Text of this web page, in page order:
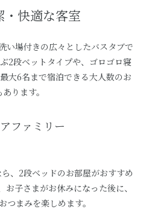
・快適な客室
い場付きの広々としたバスタブで
2段ベットタイプや、ゴロゴロ寝
大6名まで宿泊できる大人数のお
ります。
ファミリー
、2段ベッドのお部屋がおすすめ
子さまがお休みになった後に、
つまみを楽しめます。